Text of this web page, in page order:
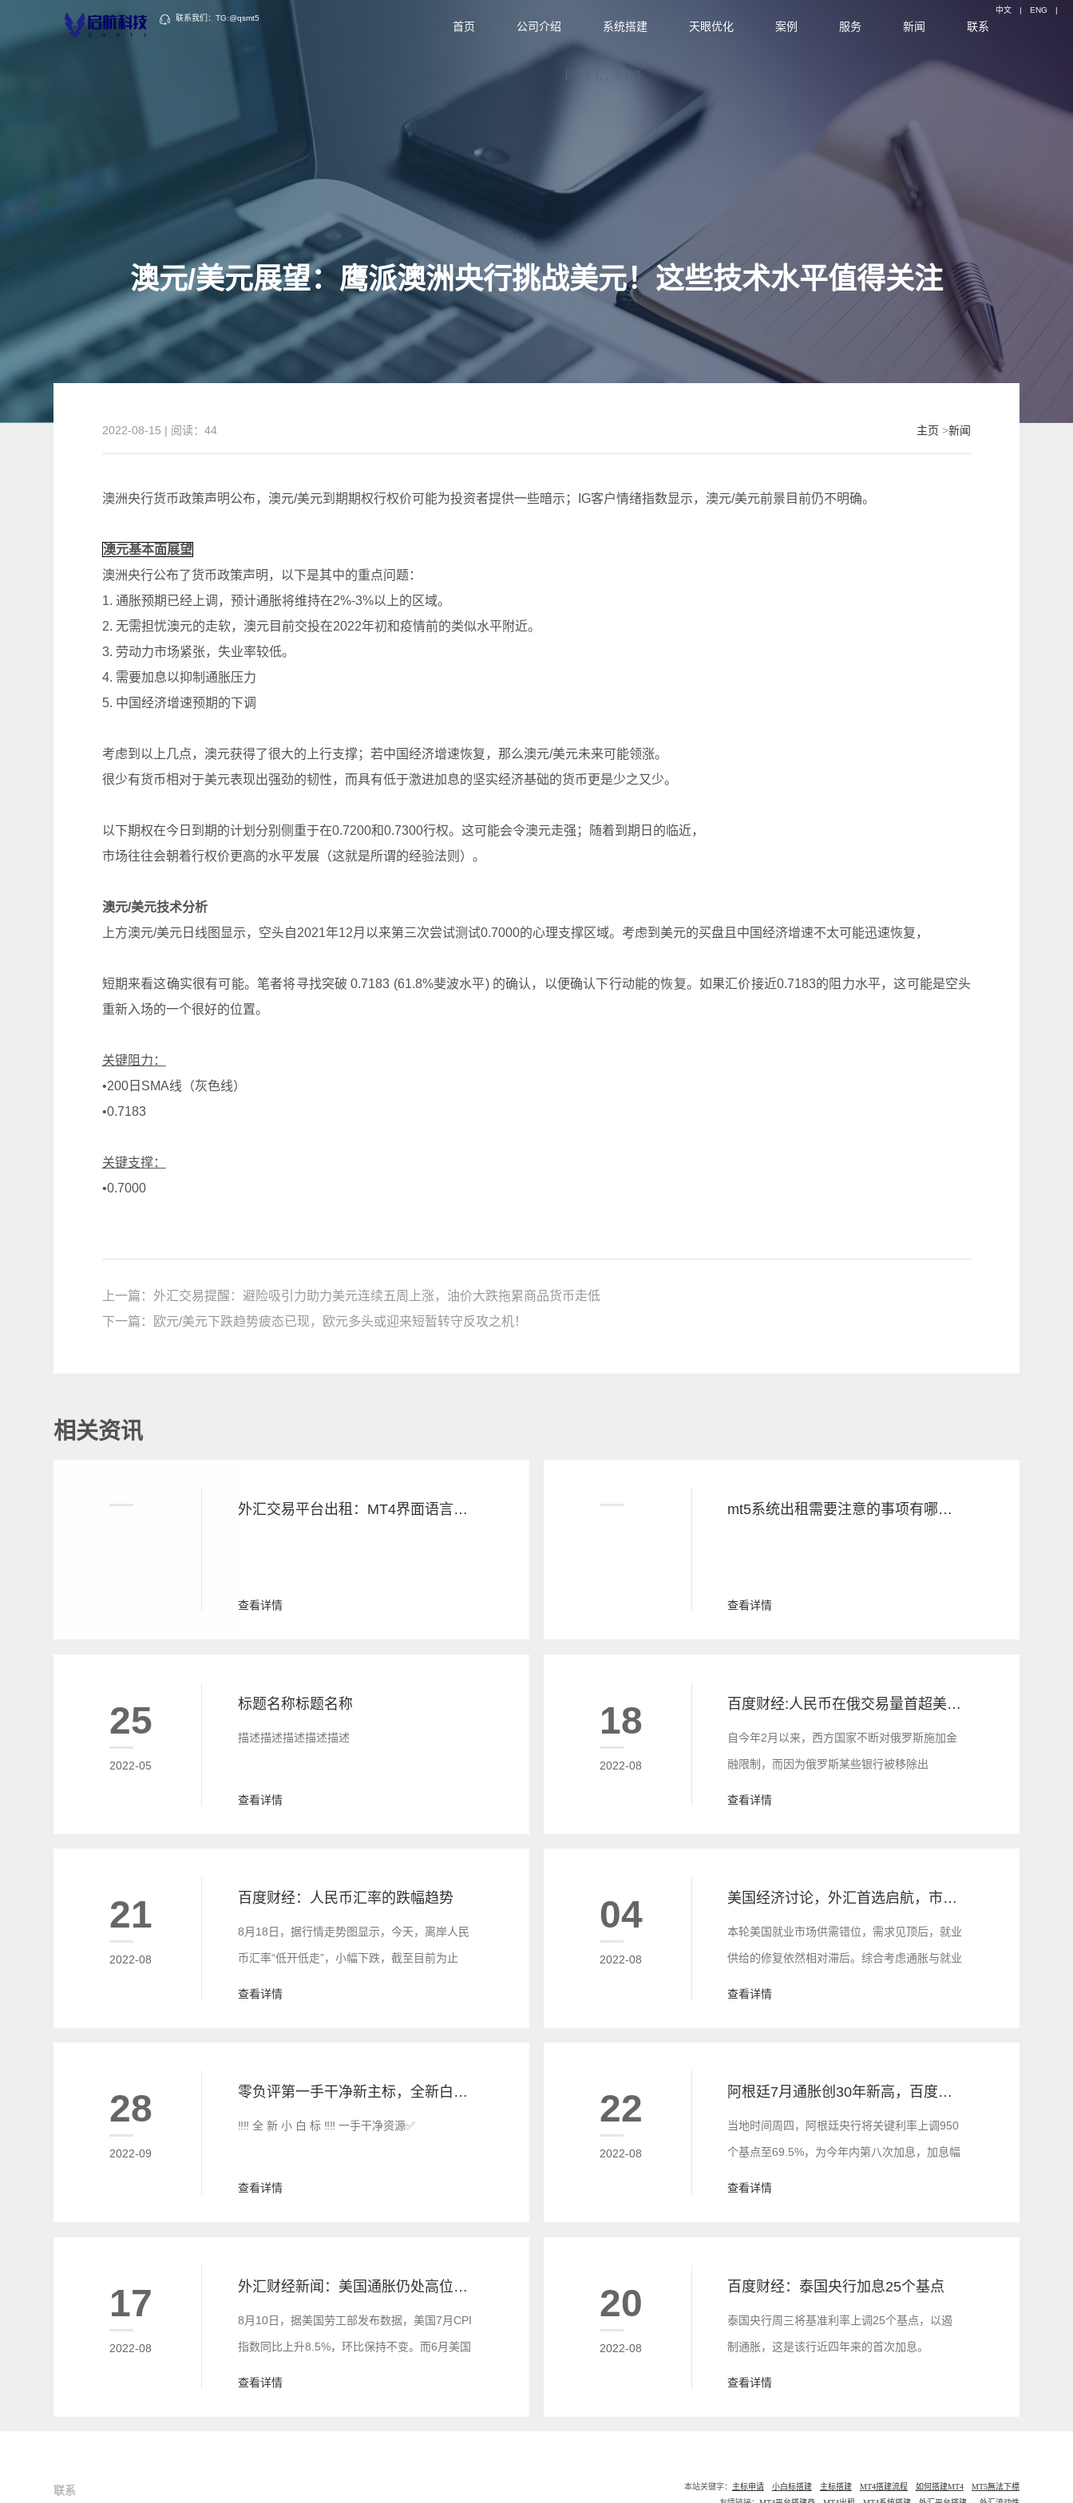
联系我们：TG:@qsmt5
首页 公司介绍 系统搭建 天眼优化 案例 服务 新闻 联系
中文 | ENG |
澳元/美元展望：鹰派澳洲央行挑战美元！这些技术水平值得关注
主页 >新闻
2022-08-15 | 阅读：44
澳洲央行货币政策声明公布，澳元/美元到期期权行权价可能为投资者提供一些暗示；IG客户情绪指数显示，澳元/美元前景目前仍不明确。
澳元基本面展望
澳洲央行公布了货币政策声明，以下是其中的重点问题：
1. 通胀预期已经上调，预计通胀将维持在2%-3%以上的区域。
2. 无需担忧澳元的走软，澳元目前交投在2022年初和疫情前的类似水平附近。
3. 劳动力市场紧张，失业率较低。
4. 需要加息以抑制通胀压力
5. 中国经济增速预期的下调
考虑到以上几点，澳元获得了很大的上行支撑；若中国经济增速恢复，那么澳元/美元未来可能领涨。
很少有货币相对于美元表现出强劲的韧性，而具有低于激进加息的坚实经济基础的货币更是少之又少。
以下期权在今日到期的计划分别侧重于在0.7200和0.7300行权。这可能会令澳元走强；随着到期日的临近，
市场往往会朝着行权价更高的水平发展（这就是所谓的经验法则）。
澳元/美元技术分析
上方澳元/美元日线图显示，空头自2021年12月以来第三次尝试测试0.7000的心理支撑区域。考虑到美元的买盘且中国经济增速不太可能迅速恢复，
短期来看这确实很有可能。笔者将寻找突破 0.7183 (61.8%斐波水平) 的确认，以便确认下行动能的恢复。如果汇价接近0.7183的阻力水平，这可能是空头
重新入场的一个很好的位置。
关键阻力：
•200日SMA线（灰色线）
•0.7183
关键支撑：
•0.7000
上一篇： 外汇交易提醒：避险吸引力助力美元连续五周上涨，油价大跌拖累商品货币走低
下一篇：
欧元/美元下跌趋势疲态已现，欧元多头或迎来短暂转守反攻之机！
相关资讯
外汇交易平台出租：MT4界面语言切换方法
查看详情
mt5系统出租需要注意的事项有哪些呢？
查看详情
25
2022-05
标题名称标题名称
描述描述描述描述描述
查看详情
18
2022-08
百度财经:人民币在俄交易量首超美元！
自今年2月以来，西方国家不断对俄罗斯施加金
融限制，而因为俄罗斯某些银行被移除出
查看详情
21
2022-08
百度财经：人民币汇率的跌幅趋势
8月18日，据行情走势图显示，今天，离岸人民
币汇率“低开低走”，小幅下跌，截至目前为止
查看详情
04
2022-08
美国经济讨论，外汇首选启航，市场全新小白标
本轮美国就业市场供需错位，需求见顶后，就业
供给的修复依然相对滞后。综合考虑通胀与就业
查看详情
28
2022-09
零负评第一手干净新主标，全新白标 快速搭建， 优惠中快来联系
‼️‼️ 全 新 小 白 标 ‼️‼️ 一手干净资源✅
查看详情
22
2022-08
阿根廷7月通胀创30年新高，百度财经新讯
当地时间周四，阿根廷央行将关键利率上调950
个基点至69.5%，为今年内第八次加息，加息幅
查看详情
17
2022-08
外汇财经新闻：美国通胀仍处高位：7月CPI同比涨8.5%
8月10日，据美国劳工部发布数据，美国7月CPI
指数同比上升8.5%，环比保持不变。而6月美国
查看详情
20
2022-08
百度财经：泰国央行加息25个基点
泰国央行周三将基准利率上调25个基点，以遏
制通胀，这是该行近四年来的首次加息。
查看详情
联系 本站关键字： 主标申请 小白标搭建 主标搭建 MT4搭建流程 如何搭建MT4
MT5無法下標